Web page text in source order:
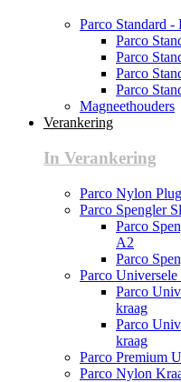
Parco Standard -
Parco
Parco
Parco
Parco
Magneethouders
Verankering
In Verankering
Parco Nylon
Parco Spengler
Parco
A2
Parco
Parco Universele
Parco
kraag
Parco
kraag
Parco Premium
Parco Nylon